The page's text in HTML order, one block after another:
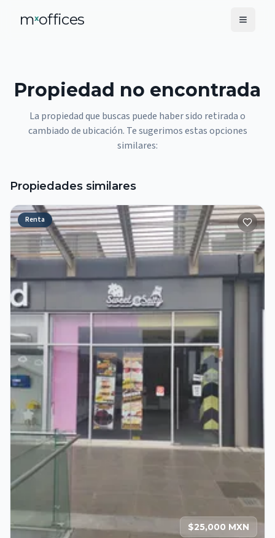
mxoffices
Propiedad no encontrada
La propiedad que buscas puede haber sido retirada o
cambiado de ubicación. Te sugerimos estas opciones
similares:
Propiedades similares
Renta
$25,000 MXN